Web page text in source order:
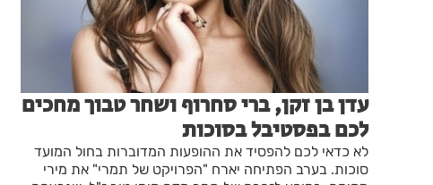
עדן בן זקן, ברי סחרוף ושחר טבוך מחכים
לכם בפסטיבל בסוכות
לא כדאי לכם להפסיד את ההופעות המדוברות בחול המועד
סוכות. בערב הפתיחה יארח "הפרויקט של תמרי" את מירי